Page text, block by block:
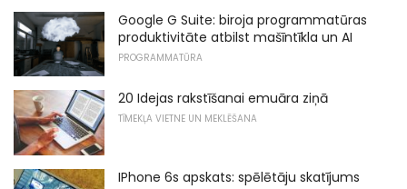
Google G Suite: biroja programmatūras
produktivitāte atbilst mašīntīkla un AI
PROGRAMMATŪRA
20 Idejas rakstīšanai emuāra ziņā
TĪMEKĻA VIETNE UN MEKLĒŠANA
IPhone 6s apskats: spēlētāju skatījums